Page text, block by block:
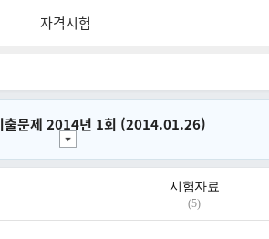
자격시험
출문제 2014년 1회 (2014.01.26)
시험자료
(5)